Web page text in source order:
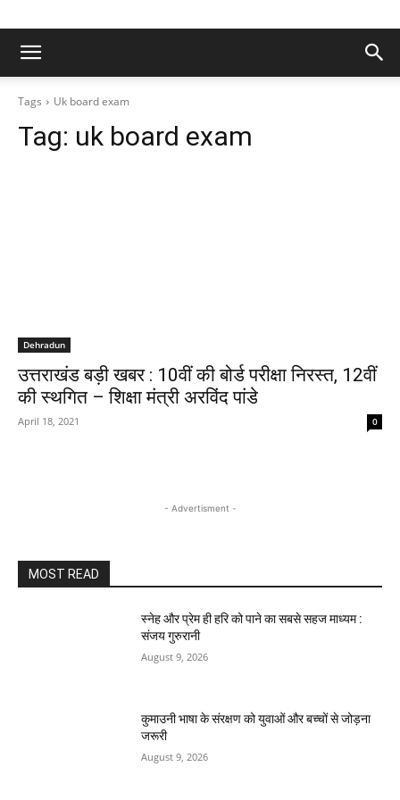
Tags Uk board exam
Tag: uk board exam
Dehradun
उत्तराखंड बड़ी खबर : 10वीं की बोर्ड परीक्षा निरस्त, 12वीं
की स्थगित – शिक्षा मंत्री अरविंद पांडे
April 18, 2021 0
- Advertisment -
MOST READ
स्नेह और प्रेम ही हरि को पाने का सबसे सहज माध्यम :
संजय गुरुरानी
August 9, 2026
कुमाउनी भाषा के संरक्षण को युवाओं और बच्चों से जोड़ना
जरूरी
August 9, 2026